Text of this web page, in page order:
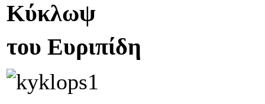
Κύκλωψ
του Ευριπίδη